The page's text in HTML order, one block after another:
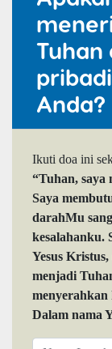
Tuhan
Anda?
Ikuti doa ini
“Tuhan, saya
Saya
darahMu
kesalahanku.
Yesus
menjadi
Dalam nama